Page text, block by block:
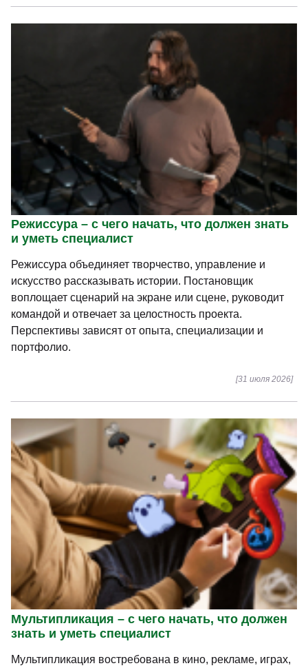
Рисование для начинающих – с чего начать,
что должен знать и уметь специалист
Художники востребованы в издательском деле,
рекламе, кино, играх, дизайне и цифровых медиа.
Освоить рисование с нуля можно в любом возрасте,
если изучать основы и регулярно практиковаться.
Перспективы зависят от специализации, мастерства и
качества портфолио.
Режиссура – с чего начать, что должен знать
и уметь специалист
Режиссура объединяет творчество, управление и
искусство рассказывать истории. Постановщик
воплощает сценарий на экране или сцене, руководит